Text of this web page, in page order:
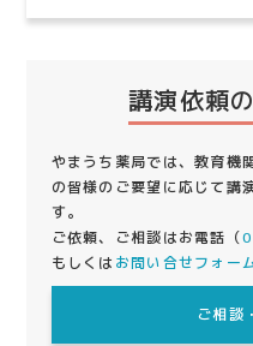
講演依頼
やまうち薬局では、教育機
の皆様のご要望に応じて講
す。
ご依頼、ご相談はお電話（
もしくは お問い合せフォー
ご相談